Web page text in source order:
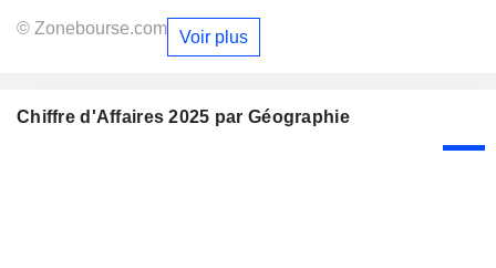
© Zonebourse.com Voir plus
Chiffre d'Affaires 2025 par Géographie